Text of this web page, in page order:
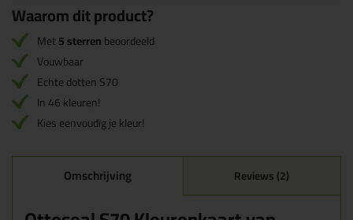
Waarom dit product?
Met5 sterrenbeoordeeld
Vouwbaar
Echte dotten S70
In 46 kleuren!
Kies eenvoudig je kleur!
Omschrijving Reviews (2)